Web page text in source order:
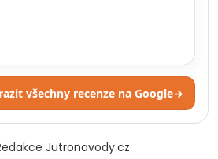
všechny recenze na Google→
Jutronavody.cz